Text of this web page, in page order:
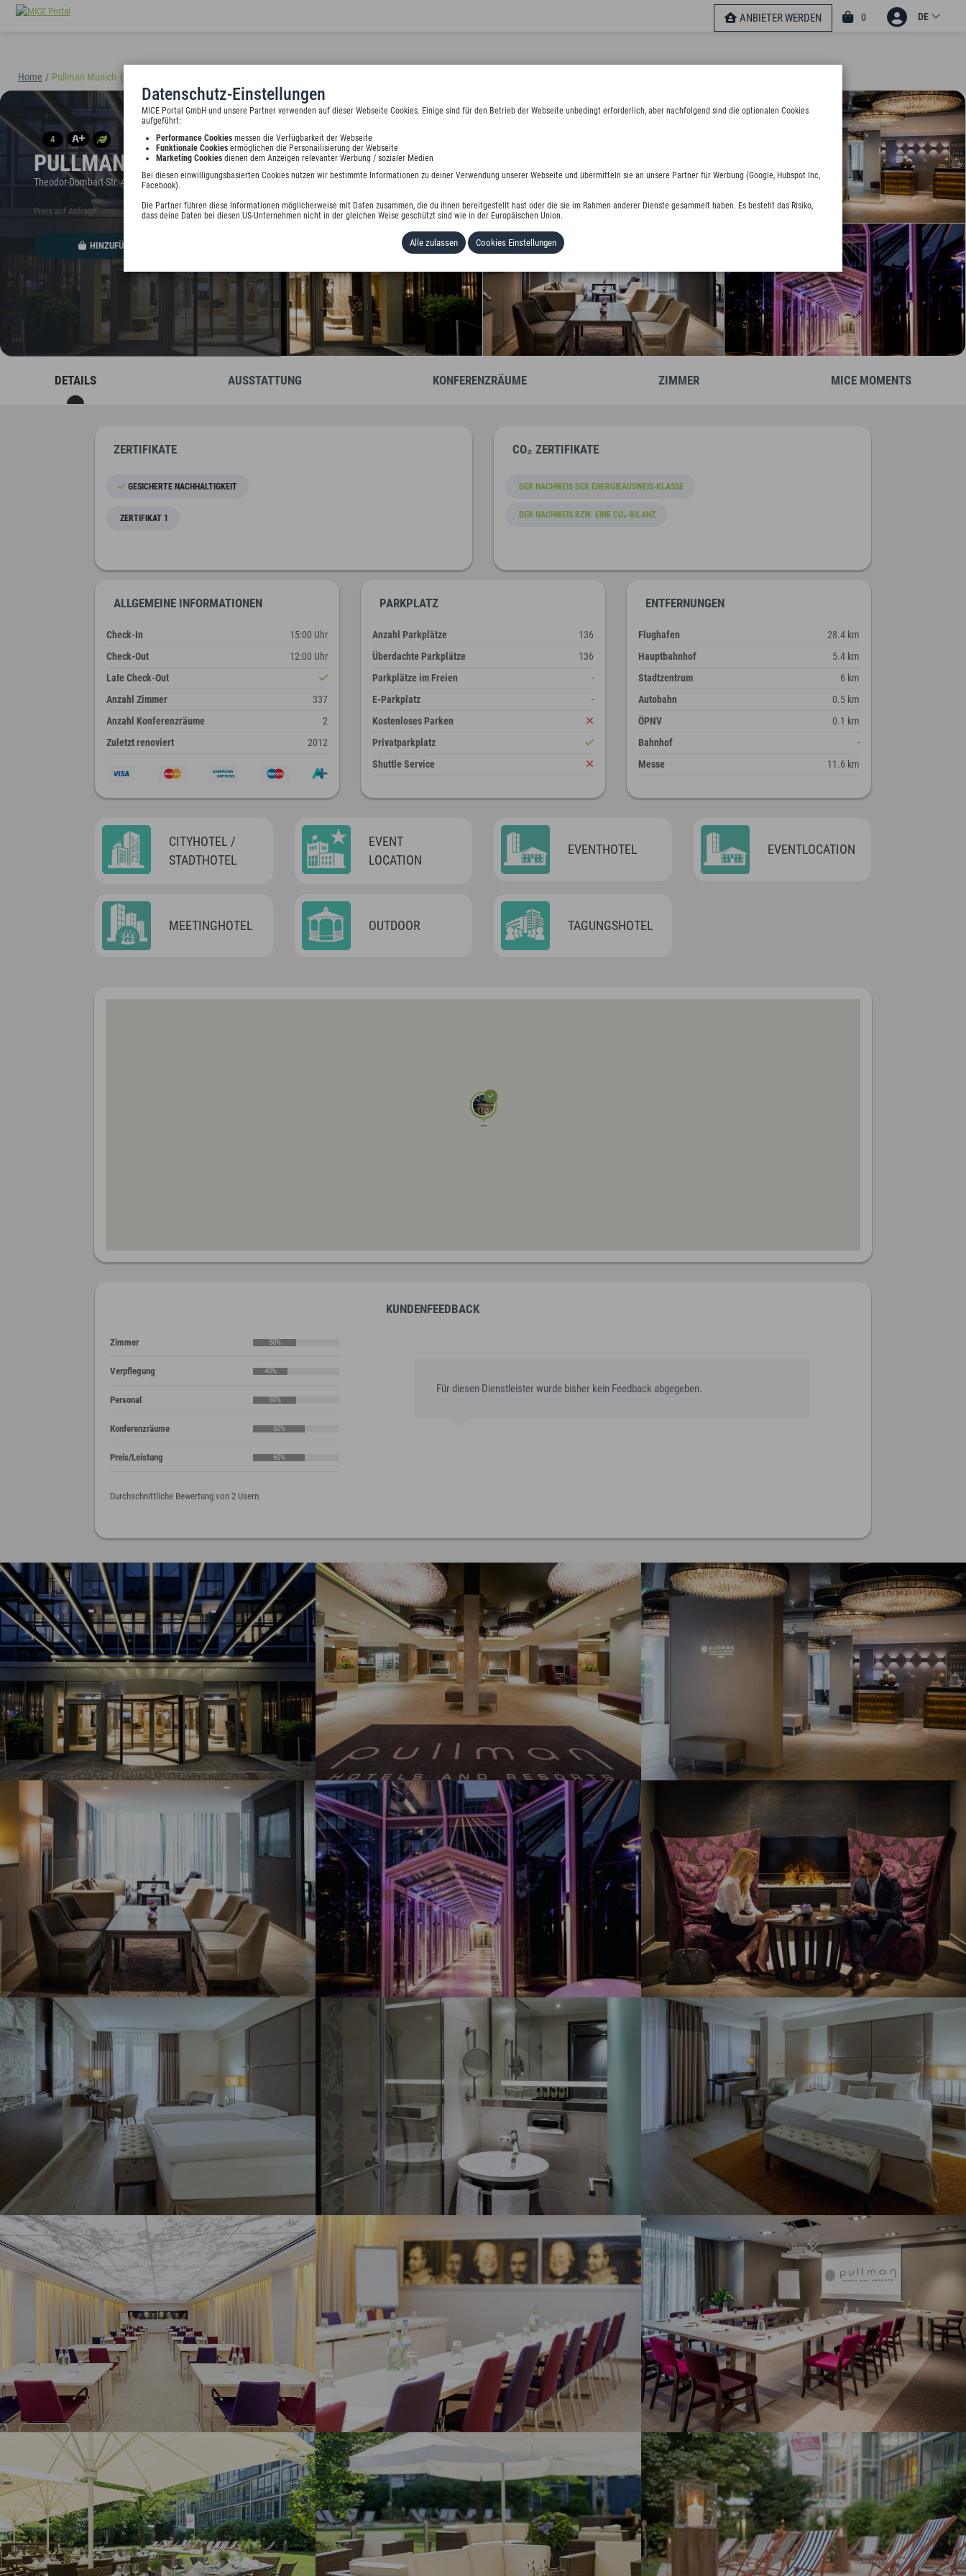
Datenschutz-Einstellungen
MICE Portal GmbH und unsere Partner verwenden auf dieser Webseite Cookies. Einige sind für den Betrieb der Webseite unbedingt erforderlich, aber nachfolgend sind die optionalen Cookies
aufgeführt:
Performance Cookies messen die Verfügbarkeit der Webseite
Funktionale Cookies ermöglichen die Personailisierung der Webseite
Marketing Cookies dienen dem Anzeigen relevanter Werbung / sozialer Medien
Bei diesen einwilligungsbasierten Cookies nutzen wir bestimmte Informationen zu deiner Verwendung unserer Webseite und übermitteln sie an unsere Partner für Werbung (Google, Hubspot Inc,
Facebook).
Die Partner führen diese Informationen möglicherweise mit Daten zusammen, die du ihnen bereitgestellt hast oder die sie im Rahmen anderer Dienste gesammelt haben. Es besteht das Risiko,
dass deine Daten bei diesen US-Unternehmen nicht in der gleichen Weise geschützt sind wie in der Europäischen Union.
Alle zulassen Cookies Einstellungen
ANBIETER WERDEN 0 DE
Home / Pullman Munich (40895)
4
PULLMAN MUNICH
Theodor-Dombart-Str. 4, 80805 München, Deutschland
Preis auf Anfrage
HINZUFÜGEN
DETAILS AUSSTATTUNG KONFERENZRÄUME ZIMMER MICE MOMENTS
ZERTIFIKATE
GESICHERTE NACHHALTIGKEIT
ZERTIFIKAT 1
CO₂ ZERTIFIKATE
DER NACHWEIS DER ENERGIEAUSWEIS-KLASSE
DER NACHWEIS BZW. EINE CO₂-BILANZ
ALLGEMEINE INFORMATIONEN
Check-In
15:00 Uhr
Check-Out
12:00 Uhr
Late Check-Out
Anzahl Zimmer
337
Anzahl Konferenzräume
2
Zuletzt renoviert
2012
PARKPLATZ
Anzahl Parkplätze
136
Überdachte Parkplätze
136
Parkplätze im Freien
-
E-Parkplatz
-
Kostenloses Parken
Privatparkplatz
Shuttle Service
ENTFERNUNGEN
Flughafen
28.4 km
Hauptbahnhof
5.4 km
Stadtzentrum
6 km
Autobahn
0.5 km
ÖPNV
0.1 km
Bahnhof
-
Messe
11.6 km
CITYHOTEL /
STADTHOTEL
EVENT
LOCATION
EVENTHOTEL EVENTLOCATION
MEETINGHOTEL OUTDOOR TAGUNGSHOTEL
Zimmer 50%
Verpflegung 40%
Personal 50%
Konferenzräume 60%
Preis/Leistung 60%
Durchschnittliche Bewertung von 2 Usern.
KUNDENFEEDBACK
Für diesen Dienstleister wurde bisher kein Feedback abgegeben.